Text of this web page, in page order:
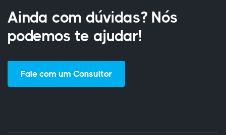
Ainda com dúvidas? Nós
podemos te ajudar!
Fale com um Consultor